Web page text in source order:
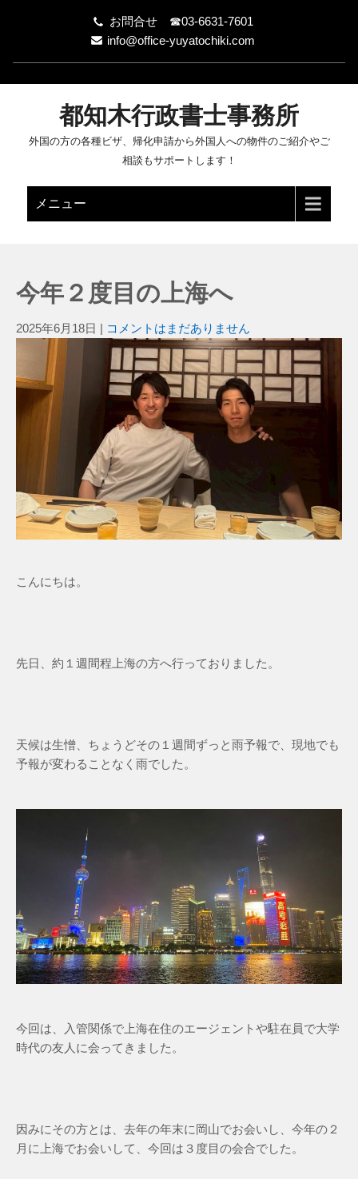
お問合せ ☎03-6631-7601
info@office-yuyatochiki.com
都知木行政書士事務所
外国の方の各種ビザ、帰化申請から外国人への物件のご紹介やご
相談もサポートします！
メニュー
今年２度目の上海へ
2025年6月18日 | コメントはまだありません
こんにちは。
先日、約１週間程上海の方へ行っておりました。
天候は生憎、ちょうどその１週間ずっと雨予報で、現地でも
予報が変わることなく雨でした。
今回は、入管関係で上海在住のエージェントや駐在員で大学
時代の友人に会ってきました。
因みにその方とは、去年の年末に岡山でお会いし、今年の２
月に上海でお会いして、今回は３度目の会合でした。